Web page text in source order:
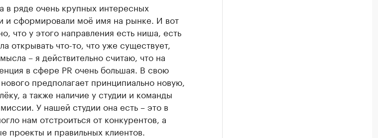
в ряде очень крупных интересных
и сформировали моё имя на рынке. И вот
что у этого направления есть ниша, есть
открывать что-то, что уже существует,
– я действительно считаю, что на
в сфере PR очень большая. В свою
предполагает принципиально новую,
а также наличие у студии и команды
У нашей студии она есть – это в
нам отстроиться от конкурентов, а
проекты и правильных клиентов.